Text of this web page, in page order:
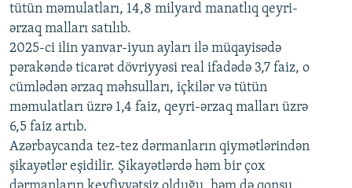
tütün məmulatları, 14,8 milyard manatlıq qeyri-
ərzaq malları satılıb.
2025-ci ilin yanvar-iyun ayları ilə müqayisədə
pərakəndə ticarət dövriyyəsi real ifadədə 3,7 faiz, o
cümlədən ərzaq məhsulları, içkilər və tütün
məmulatları üzrə 1,4 faiz, qeyri-ərzaq malları üzrə
6,5 faiz artıb.
Azərbaycanda tez-tez dərmanların qiymətlərindən
şikayətlər eşidilir. Şikayətlərdə həm bir çox